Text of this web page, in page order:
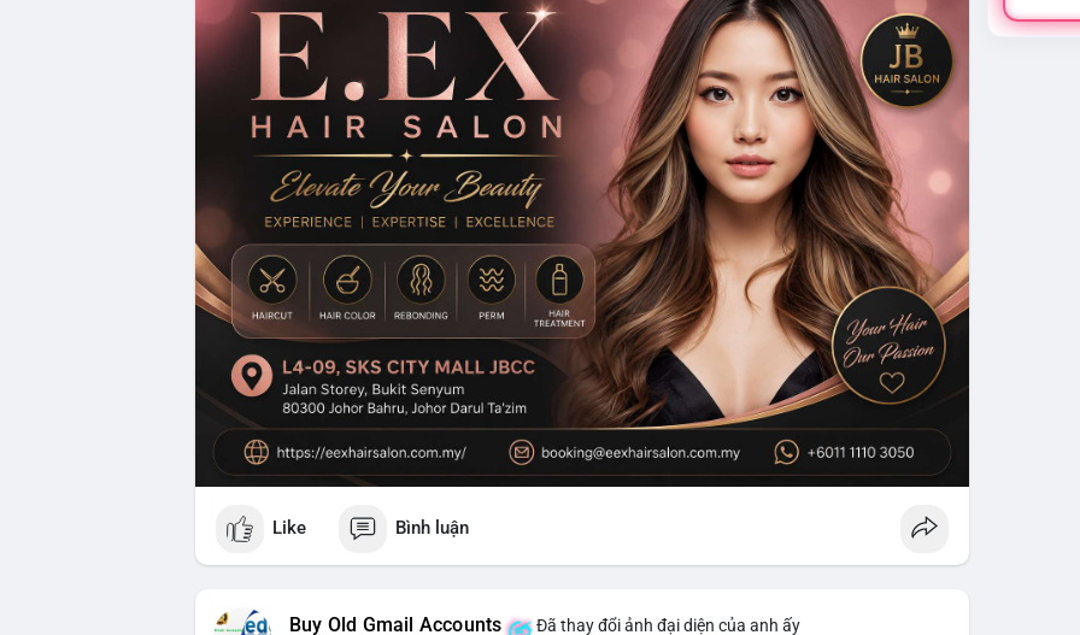
Like Bình luận
Buy Old Gmail Accounts Đã thay đổi ảnh đại diện của anh ấy